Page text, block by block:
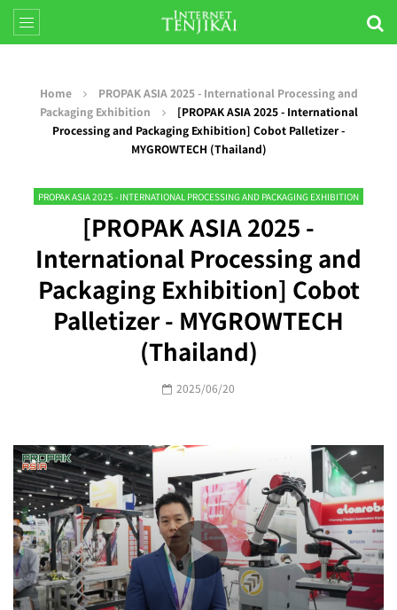
Home
PROPAK ASIA 2025 - International Processing and
Packaging Exhibition
[PROPAK ASIA 2025 - International
Processing and Packaging Exhibition] Cobot Palletizer -
MYGROWTECH (Thailand)
PROPAK ASIA 2025 - INTERNATIONAL PROCESSING AND PACKAGING EXHIBITION
[PROPAK ASIA 2025 -
International Processing and
Packaging Exhibition] Cobot
Palletizer - MYGROWTECH
(Thailand)
2025/06/20